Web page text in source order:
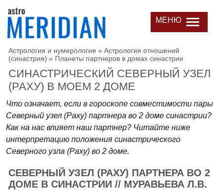
МЕНЮ
Астрология и нумерология » Астрология отношений
(синастрия) » Планеты партнеров в домах синастрии
СИНАСТРИЧЕСКИЙ СЕВЕРНЫЙ УЗЕЛ
(РАХУ) В МОЕМ 2 ДОМЕ
Что означает, если в гороскопе совместимости пары
Северный узел (Раху) партнера во 2 доме синастрии?
Как на нас влияет наш партнер? Читайте ниже
интерпретацию положения синастрического
Северного узла (Раху) во 2 доме.
СЕВЕРНЫЙ УЗЕЛ (РАХУ) ПАРТНЕРА ВО 2
ДОМЕ В СИНАСТРИИ // МУРАВЬЕВА Л.В.